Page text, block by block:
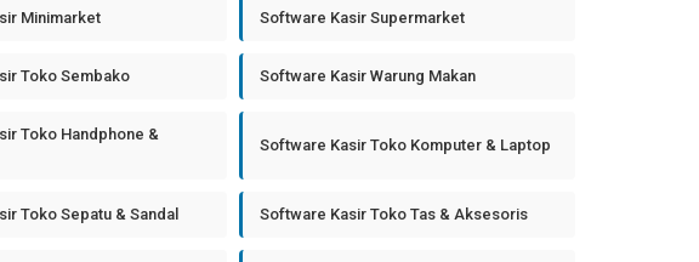
Minimarket Software Kasir Supermarket
Toko Sembako Software Kasir Warung Makan
Toko Handphone &
Software Kasir Toko Komputer & Laptop
Toko Sepatu & Sandal Software Kasir Toko Tas & Aksesoris